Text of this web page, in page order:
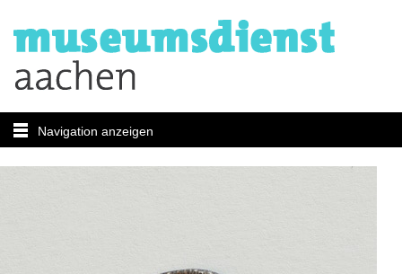
Navigation anzeigen